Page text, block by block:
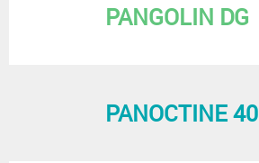
PANGOLIN DG
PANOCTINE 40